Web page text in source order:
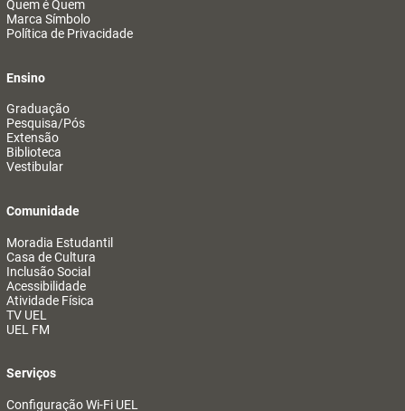
Quem é Quem
Marca Símbolo
Política de Privacidade
Ensino
Graduação
Pesquisa/Pós
Extensão
Biblioteca
Vestibular
Comunidade
Moradia Estudantil
Casa de Cultura
Inclusão Social
Acessibilidade
Atividade Física
TV UEL
UEL FM
Serviços
Configuração Wi-Fi UEL